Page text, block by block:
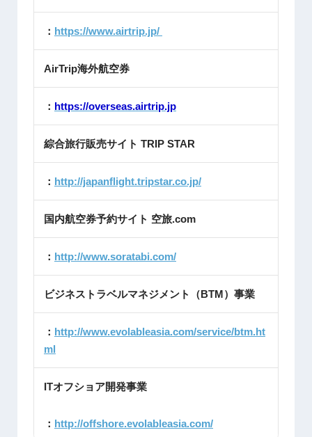
： https://www.airtrip.jp/
AirTrip海外航空券
： https://overseas.airtrip.jp
綜合旅行販売サイト TRIP STAR
： http://japanflight.tripstar.co.jp/
国内航空券予約サイト 空旅.com
： http://www.soratabi.com/
ビジネストラベルマネジメント（BTM）事業
： http://www.evolableasia.com/service/btm.ht
ml
ITオフショア開発事業
： http://offshore.evolableasia.com/